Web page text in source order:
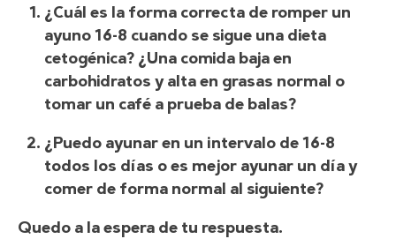
¿Cuál es la forma correcta de romper un
ayuno 16-8 cuando se sigue una dieta
cetogénica? ¿Una comida baja en
carbohidratos y alta en grasas normal o
tomar un café a prueba de balas?
¿Puedo ayunar en un intervalo de 16-8
todos los días o es mejor ayunar un día y
comer de forma normal al siguiente?
Quedo a la espera de tu respuesta.